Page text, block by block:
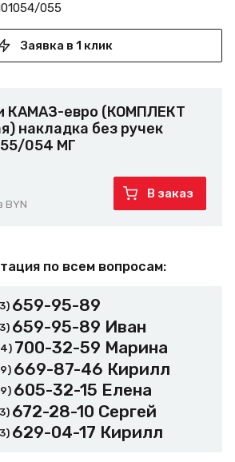
055
Заявка в 1 клик
КАМАЗ-евро (КОМПЛЕКТ
накладка без ручек
054 МГ
BYN
В заказ
по всем вопросам:
659-95-89
659-95-89 Иван
700-32-59 Марина
669-87-46 Кирилл
605-32-15 Елена
672-28-10 Сергей
629-04-17 Кирилл